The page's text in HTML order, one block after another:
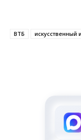
ВТБ искусственный